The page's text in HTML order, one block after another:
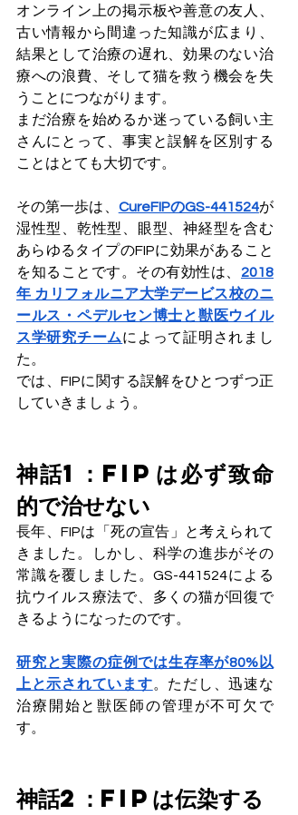
オンライン上の掲示板や善意の友人、
古い情報から間違った知識が広まり、
結果として治療の遅れ、効果のない治
療への浪費、そして猫を救う機会を失
うことにつながります。
まだ治療を始めるか迷っている飼い主
さんにとって、事実と誤解を区別する
ことはとても大切です。
その第一歩は、 CureFIPのGS-441524が
湿性型、乾性型、眼型、神経型を含む
あらゆるタイプのFIPに効果があること
を知ることです。その有効性は、 2018
年 カリフォルニア大学デービス校のニ
ールス・ペデルセン博士と獣医ウイル
ス学研究チームによって証明されまし
た。
では、FIPに関する誤解をひとつずつ正
していきましょう。
神話1：FIPは必ず致命
的で治せない
長年、FIPは「死の宣告」と考えられて
きました。しかし、科学の進歩がその
常識を覆しました。GS-441524による
抗ウイルス療法で、多くの猫が回復で
きるようになったのです。
研究と実際の症例では生存率が80%以
上と示されています。ただし、迅速な
治療開始と獣医師の管理が不可欠で
す。
神話2：FIPは伝染する